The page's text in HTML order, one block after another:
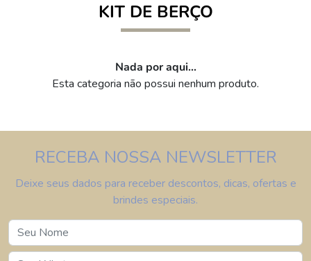
KIT DE BERÇO
Nada por aqui...
Esta categoria não possui nenhum produto.
RECEBA NOSSA NEWSLETTER
Deixe seus dados para receber descontos, dicas, ofertas e
brindes especiais.